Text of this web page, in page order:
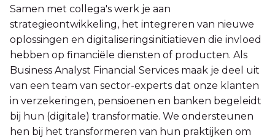
Samen met collega's werk je aan
strategieontwikkeling, het integreren van nieuwe
oplossingen en digitaliseringsinitiatieven die invloed
hebben op financiële diensten of producten. Als
Business Analyst Financial Services maak je deel uit
van een team van sector-experts dat onze klanten
in verzekeringen, pensioenen en banken begeleidt
bij hun (digitale) transformatie. We ondersteunen
hen bij het transformeren van hun praktijken om